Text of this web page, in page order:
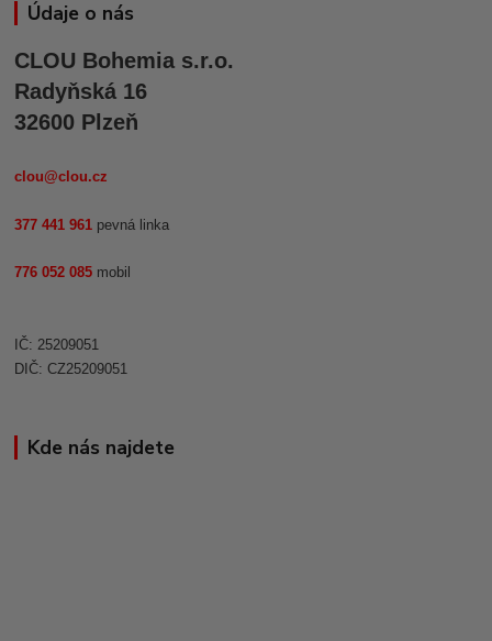
Údaje o nás
CLOU Bohemia s.r.o.
Radyňská 16
32600 Plzeň
clou@clou.cz
377 441 961 pevná linka
776 052 085 mobil
IČ: 25209051
DIČ: CZ25209051
Kde nás najdete